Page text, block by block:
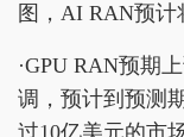
图，AI RAN预计
·GPU RAN预期
调，预计到预测
过10亿美元的市场